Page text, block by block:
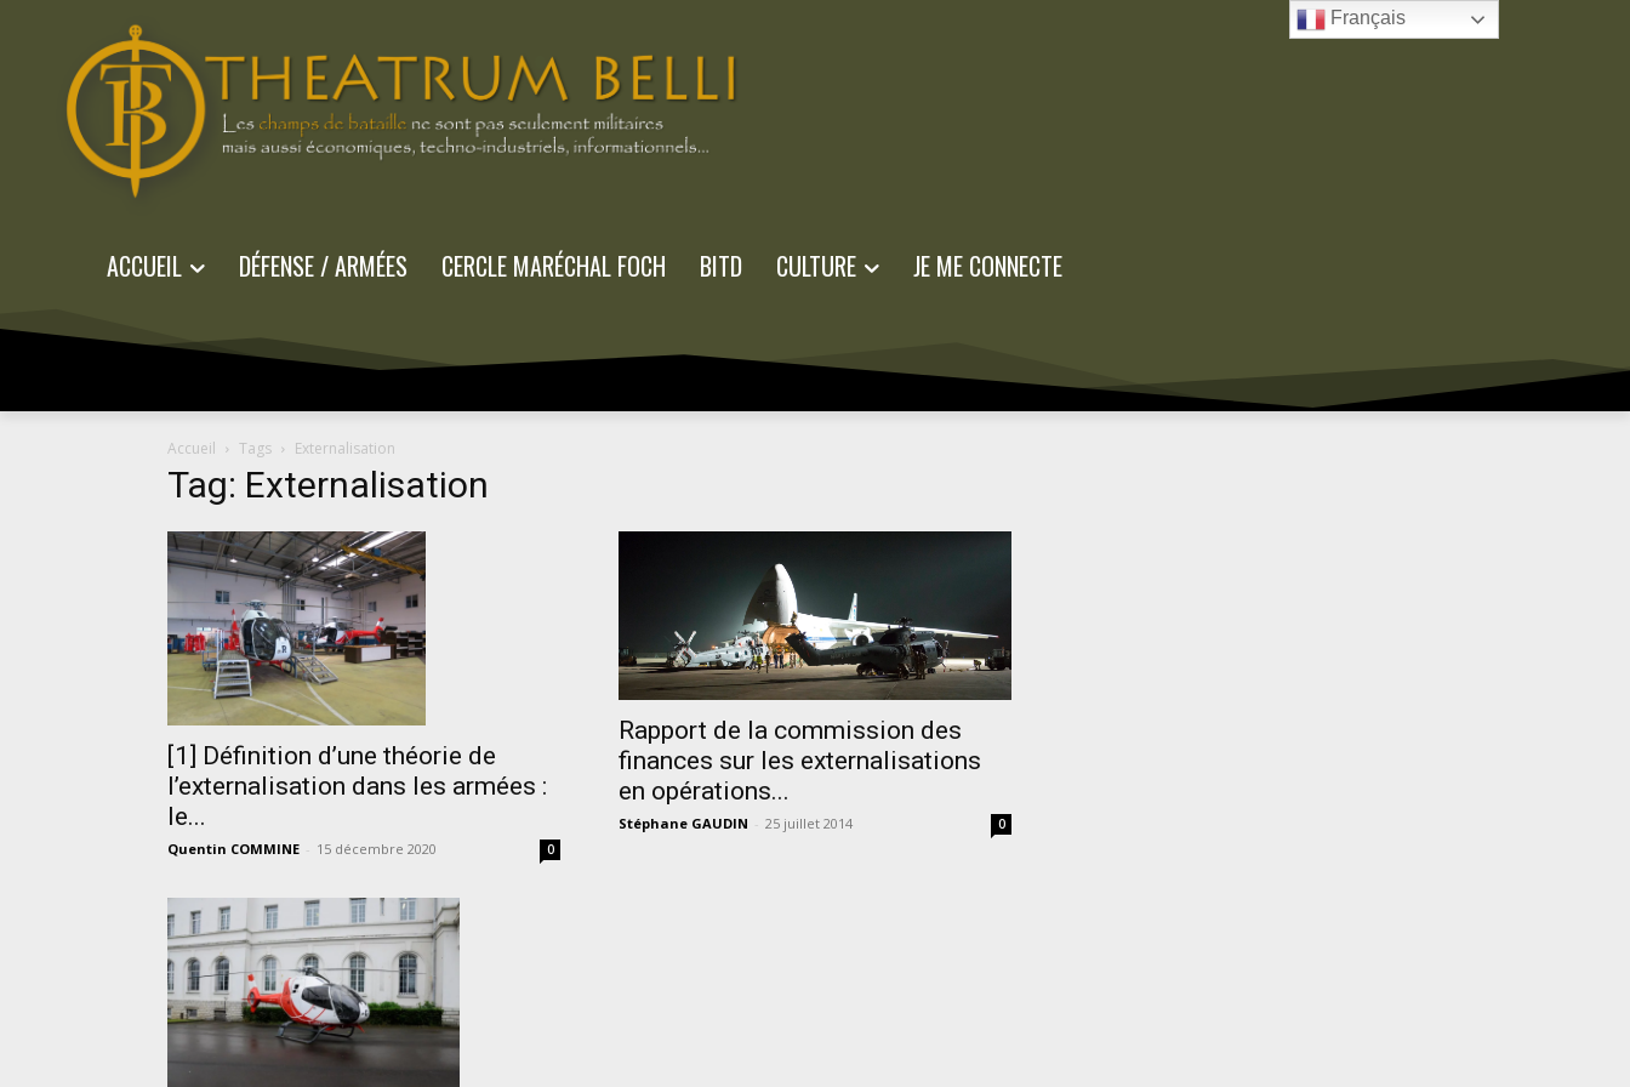
ACCUEIL DÉFENSE / ARMÉES CERCLE MARÉCHAL FOCH BITD CULTURE JE ME CONNECTE
Accueil Tags Externalisation
Tag: Externalisation
[1] Définition d’une théorie de
l’externalisation dans les armées :
le...
Quentin COMMINE - 15 décembre 2020 0
Rapport de la commission des
finances sur les externalisations
en opérations...
Stéphane GAUDIN - 25 juillet 2014 0
Français